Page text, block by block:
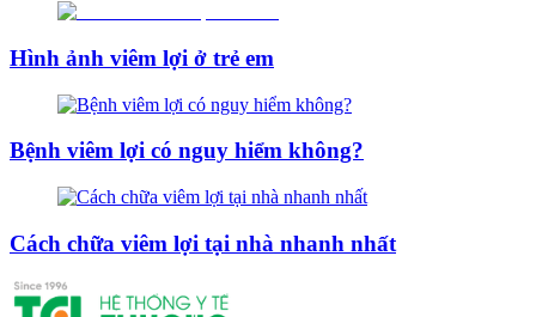
Hình ảnh viêm lợi ở trẻ em
Bệnh viêm lợi có nguy hiểm không?
Cách chữa viêm lợi tại nhà nhanh nhất